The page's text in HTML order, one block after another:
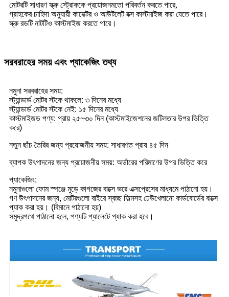
মোটরটি সাধারণ স্ক্রু স্ট্রোককে প্রয়োজনমতো পরিবর্তন করতে পারে,
গ্রাহকের চাহিদা অনুযায়ী কানেক্টর ও আউটলেট বক্স কাস্টমাইজ করা যেতে পারে।
স্ক্রু রডটি নাটটিও কাস্টমাইজ করতে পারে।
সরবরাহের সময় এবং প্যাকেজিং তথ্য
নমুনা সরবরাহের সময়:
স্ট্যান্ডার্ড মোটর স্টকে থাকলে: ৩ দিনের মধ্যে
স্ট্যান্ডার্ড মোটর স্টকে নেই: ১৫ দিনের মধ্যে
কাস্টমাইজড পণ্য: প্রায় ২৫~৩০ দিন (কাস্টমাইজেশনের জটিলতার উপর ভিত্তি
করে)
নতুন ছাঁচ তৈরির জন্য প্রয়োজনীয় সময়: সাধারণত প্রায় ৪৫ দিন
ব্যাপক উৎপাদনের জন্য প্রয়োজনীয় সময়: অর্ডারের পরিমাণের উপর ভিত্তি করে
প্যাকেজিং:
নমুনাগুলো ফোম স্পঞ্জে মুড়ে কাগজের বাক্সে ভরে এক্সপ্রেসের মাধ্যমে পাঠানো হয়।
গণ উৎপাদনের জন্য, মোটরগুলো বাইরে স্বচ্ছ ফিল্মসহ ঢেউখেলানো কার্ডবোর্ডের বাক্সে
প্যাক করা হয়। (বিমানে পাঠানো হয়)
সমুদ্রপথে পাঠানো হলে, পণ্যটি প্যালেটে প্যাক করা হবে।